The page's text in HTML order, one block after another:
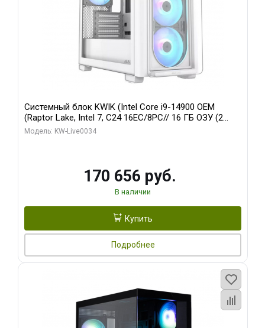
Системный блок KWIK (Intel Core i9-14900 OEM
(Raptor Lake, Intel 7, C24 16EC/8PC// 16 ГБ ОЗУ (2
модуля)/ MSI RTX5060Ti VENTUS 2X PLUS 16GB
Модель: KW-Live0034
170 656 руб.
В наличии
Купить
Подробнее